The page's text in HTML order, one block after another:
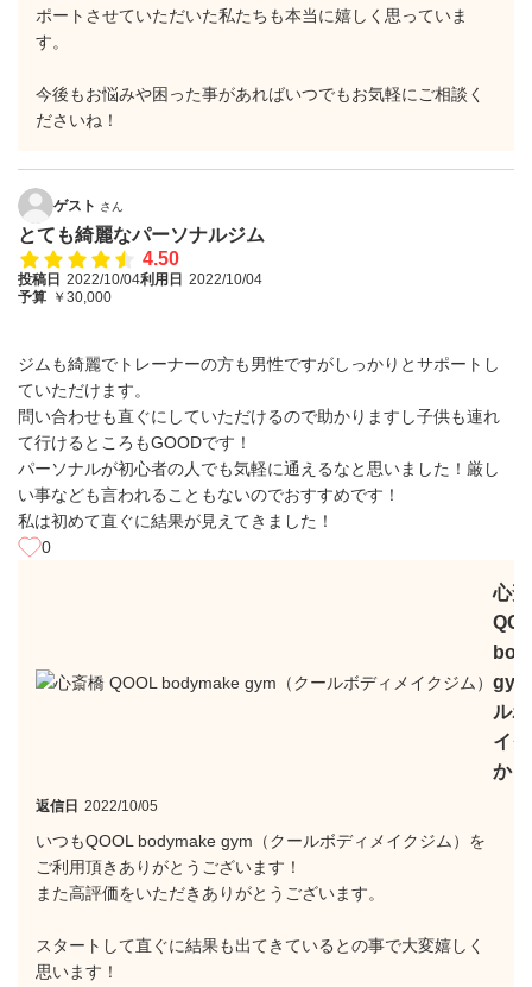
ポートさせていただいた私たちも本当に嬉しく思っていま
す。
今後もお悩みや困った事があればいつでもお気軽にご相談く
ださいね！
ゲスト さん
とても綺麗なパーソナルジム
4.50
投稿日 2022/10/04利用日 2022/10/04
予算 ￥30,000
ジムも綺麗でトレーナーの方も男性ですがしっかりとサポートし
ていただけます。
問い合わせも直ぐにしていただけるので助かりますし子供も連れ
て行けるところもGOODです！
パーソナルが初心者の人でも気軽に通えるなと思いました！厳し
い事なども言われることもないのでおすすめです！
私は初めて直ぐに結果が見えてきました！
0
心
ル
イ
か
返信日 2022/10/05
いつもQOOL bodymake gym（クールボディメイクジム）を
ご利用頂きありがとうございます！
また高評価をいただきありがとうございます。
スタートして直ぐに結果も出てきているとの事で大変嬉しく
思います！